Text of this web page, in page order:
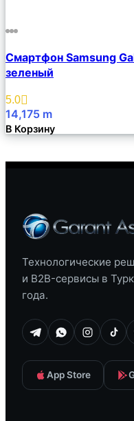
Описание
Избранное
Смартфон Samsung
зеленый
5.0
14,175 m
В Корзину
Технологические
и B2B-сервисы в
года.
App Store